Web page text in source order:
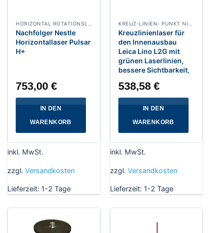
Nachfolger Nestle
Horizontallaser Pulsar
H+
753,00€
IN DEN
WARENKORB
inkl. MwSt.
zzgl. Versandkosten
Lieferzeit: 1-2 Tage
Kreuzlinienlaser für
den Innenausbau
Leica Lino L2G mit
grünen Laserlinien,
bessere Sichtbarkeit,
538,58€
IN DEN
WARENKORB
inkl. MwSt.
zzgl. Versandkosten
Lieferzeit: 1-2 Tage